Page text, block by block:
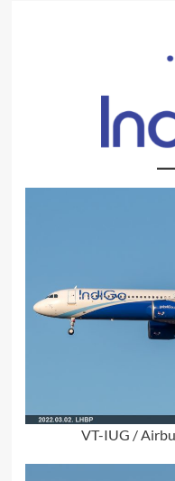
VT-IUG /